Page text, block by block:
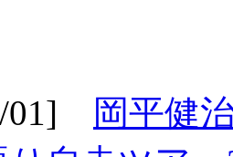
01]
岡平健